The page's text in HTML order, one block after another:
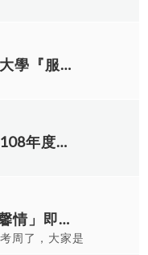
所送資料請運
志工資料之正
用單位為本部
冊（如附件7）
戳為憑，逾期
於本部「志願
index），
報名後因故無
消，讓候補名
知，將於活動
學員務必遵守
(近期照為佳，
蔬食自助餐的
筷，並攜帶
6. 上課地點為
湘婷 25
林俊佑
師 1 指導電
一名 劉國華 2
競賽第二名 傅
獲大一服務
一甲榮獲大
次 班級 學號
輔仁大學學校財團法人輔仁大學『服務學習專業課程分享會「服務學習課程 老師在忙甚麼 1」』，竟邀本校師生參與。
中華非營利組織發展協會「108年度偏鄉小學暑假營隊」招募志工服務，敬邀本校學生參加。
107-2學年度 「學務心，溫馨情」即日起至4/26日結束
了，大家是